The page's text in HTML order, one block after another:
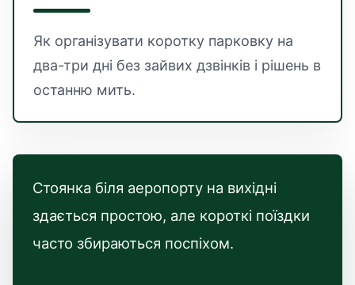
Як організувати коротку парковку на
два-три дні без зайвих дзвінків і рішень в
останню мить.
Стоянка біля аеропорту на вихідні
здається простою, але короткі поїздки
часто збираються поспіхом.